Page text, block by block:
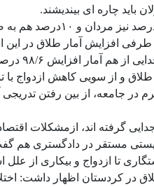
باید چاره ای بیندیشند.
براساس آمارهای موجود در دادگستری کردستان
افزایش آمار طلاق در
گذشته با وجود ثبت
طلاق و از سویی کاهش ازدواج
جامعه، از بین رفتن
به طلاق و جدایی گرفته اند،
مستقر در دادگستری
تا ازدواج و بیکاری از
در کردستان اظهار داشت: